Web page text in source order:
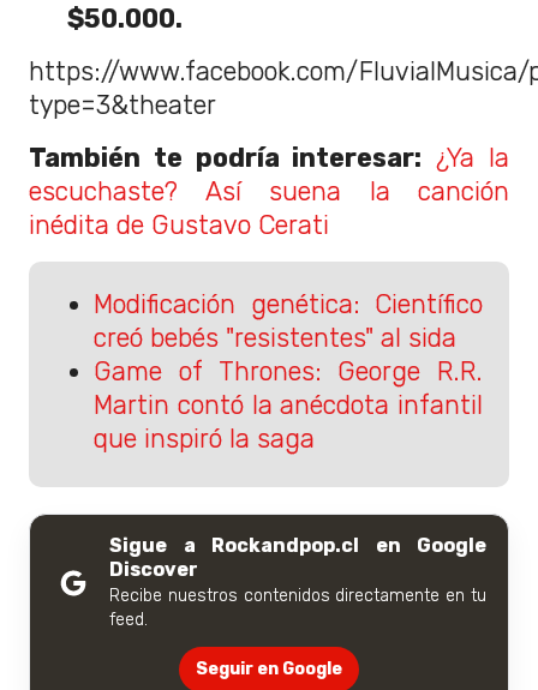
$50.000.
https://www.facebook.com/
type=3&theater
También te podría interesar: ¿Ya la
escuchaste? Así suena la canción
inédita de Gustavo Cerati
Modificación genética: Científico
creó bebés "resistentes" al sida
Game of Thrones: George R.R.
Martin contó la anécdota infantil
que inspiró la saga
Sigue a Rockandpop.cl en Google
Discover
Recibe nuestros contenidos directamente en tu
feed.
Seguir en Google